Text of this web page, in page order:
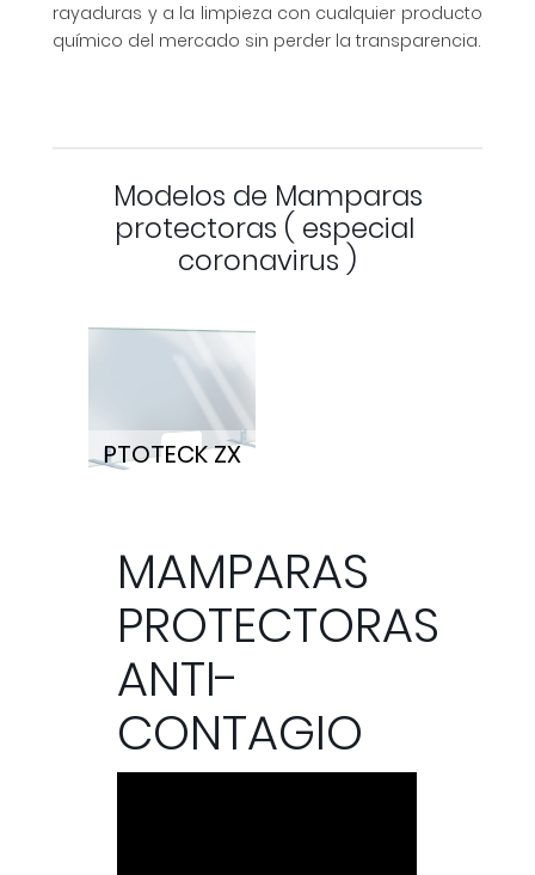
rayaduras y a la limpieza con cualquier producto
químico del mercado sin perder la transparencia.
Modelos de Mamparas
protectoras ( especial
coronavirus )
PTOTECK ZX
MAMPARAS
PROTECTORAS
ANTI-
CONTAGIO